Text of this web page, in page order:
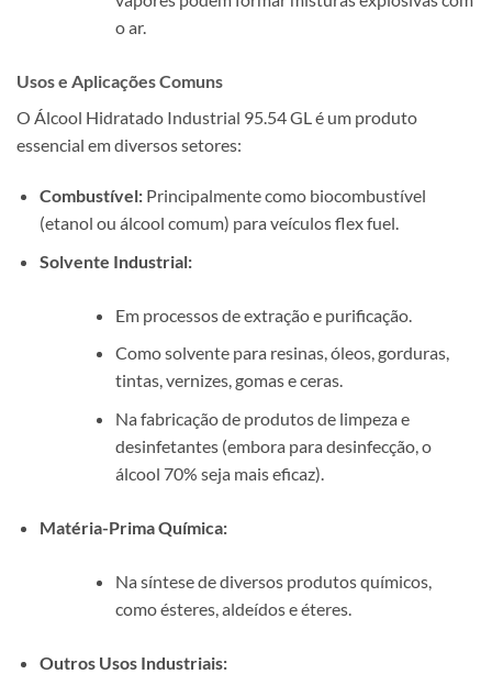
o ar.
Usos e Aplicações Comuns
O Álcool Hidratado Industrial 95.54 GL é um produto
essencial em diversos setores:
Combustível:Principalmente como biocombustível
(etanol ou álcool comum) para veículos flex fuel.
Solvente Industrial:
Em processos de extração e purificação.
Como solvente para resinas, óleos, gorduras,
tintas, vernizes, gomas e ceras.
Na fabricação de produtos de limpeza e
desinfetantes (embora para desinfecção, o
álcool 70% seja mais eficaz).
Matéria-Prima Química:
Na síntese de diversos produtos químicos,
como ésteres, aldeídos e éteres.
Outros Usos Industriais: